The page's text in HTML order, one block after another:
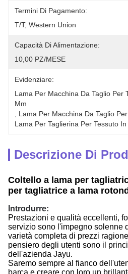
Termini Di Pagamento:
T/T, Western Union
Capacità Di Alimentazione:
10,00 PZ/MESE
Evidenziare:
Lama Per Macchina Da Taglio Per
Mm
Lama Per Macchina Da Taglio
Lama Per Taglierina Per Tessuto
Descrizione Di
Coltello a lama per
per tagliatrice a lama
Introdurre:
Prestazioni e qualità eccellenti,
servizio sono l'impegno solenne
varietà completa di prezzi
pensiero degli utenti sono il
dell'azienda Jayu.
Saremo sempre al fianco
barca e creare con loro un